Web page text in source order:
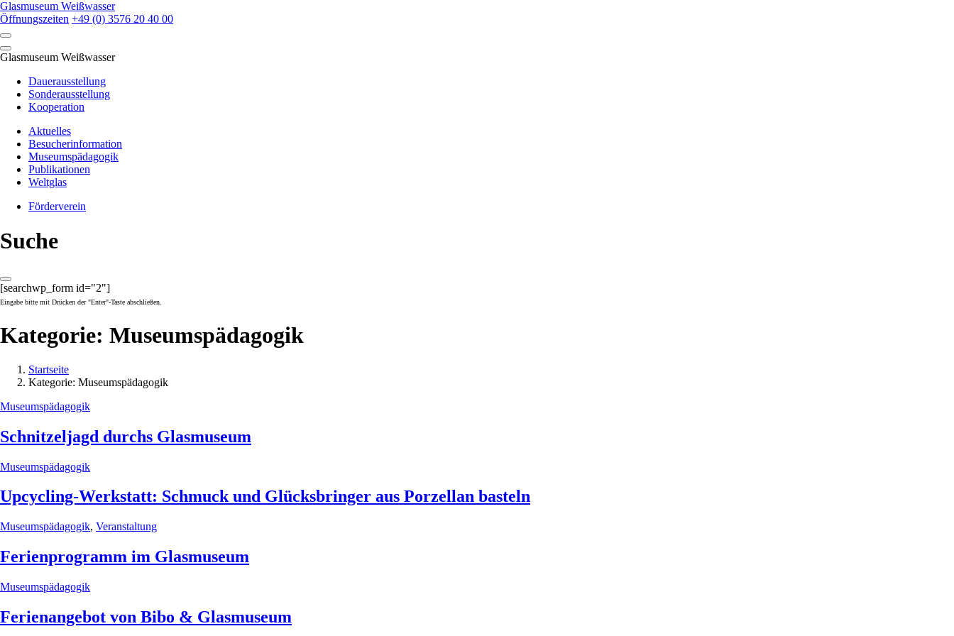
Skip
to
content
Glasmuseum Weißwasser
Öffnungszeiten +49 (0) 3576 20 40 00
Glasmuseum Weißwasser
Dauerausstellung
Sonderausstellung
Kooperation
Aktuelles
Besucherinformation
Museumspädagogik
Publikationen
Weltglas
Förderverein
Suche
[searchwp_form id="2"]
Eingabe bitte mit Drücken der "Enter"-Taste abschließen.
Kategorie: Museumspädagogik
Startseite
Kategorie: Museumspädagogik
Museumspädagogik
Schnitzeljagd durchs Glasmuseum
Museumspädagogik
Upcycling-Werkstatt: Schmuck und Glücksbringer aus Porzellan basteln
Museumspädagogik, Veranstaltung
Ferienprogramm im Glasmuseum
Museumspädagogik
Ferienangebot von Bibo & Glasmuseum